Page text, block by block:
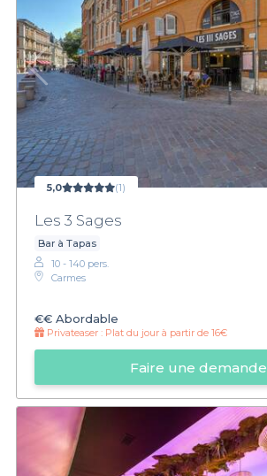
5,0 (1)
Les 3 Sages
Bar à Tapas
10 - 140 pers.
Carmes
€€ Abordable
Privateaser : Plat du jour à partir de 16€
Faire une demande